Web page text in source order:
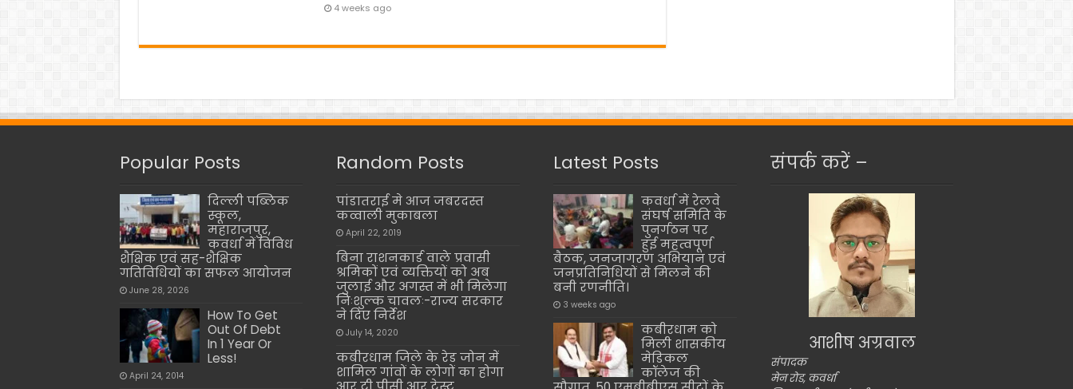
4 weeks ago
Popular Posts
दिल्ली पब्लिक
स्कूल,
महाराजपुर,
कवर्धा में विविध
शैक्षिक एवं सह-शैक्षिक
गतिविधियों का सफल आयोजन
June 28, 2026
How To Get
Out Of Debt
In 1 Year Or
Less!
April 24, 2014
Random Posts
पांडातराई मे आज जबरदस्त
कव्वाली मुकाबला
April 22, 2019
बिना राशनकार्ड वाले प्रवासी
श्रमिकों एवं व्यक्तियों को अब
जुलाई और अगस्त में भी मिलेगा
निःशुल्क चावलः-राज्य सरकार
ने दिए निर्देश
July 14, 2020
कबीरधाम जिले के रेड जोन में
शामिल गांवों के लोगों का होगा
Latest Posts
कवर्धा में रेलवे
संघर्ष समिति के
पुनर्गठन पर
हुई महत्वपूर्ण
बैठक, जनजागरण अभियान एवं
जनप्रतिनिधियों से मिलने की
बनी रणनीति।
3 weeks ago
कबीरधाम को
मिली शासकीय
मेडिकल
कॉलेज की
संपर्क करें –
आशीष अग्रवाल
संपादक
मेन रोड, कवर्धा